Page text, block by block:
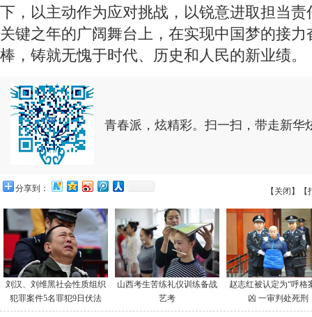
下，以主动作为应对挑战，以锐意进取担当
关键之年的广阔舞台上，在实现中国梦的接
棒，铸就无愧于时代、历史和人民的新业绩。
青春派，炫精彩。扫一扫，带走新华
分享到： 【关闭】
刘汉、刘维黑社会性质组织
犯罪案件5名罪犯9日伏法
山西考生苦练礼仪训练备战
艺考
赵志红被认定为“呼格
凶 一审判处死刑